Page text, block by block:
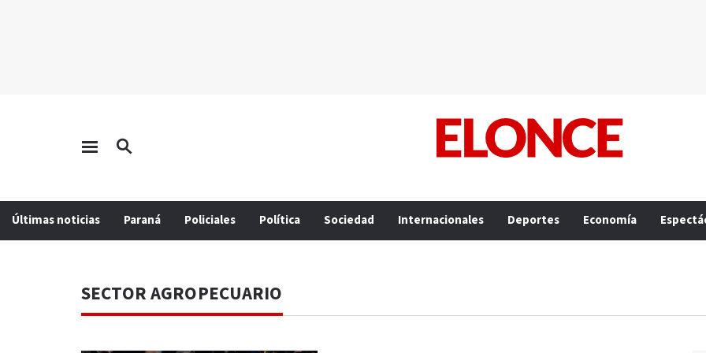
Últimas noticias Paraná Policiales Política Sociedad Internacionales Deportes Economía
SECTOR AGROPECUARIO